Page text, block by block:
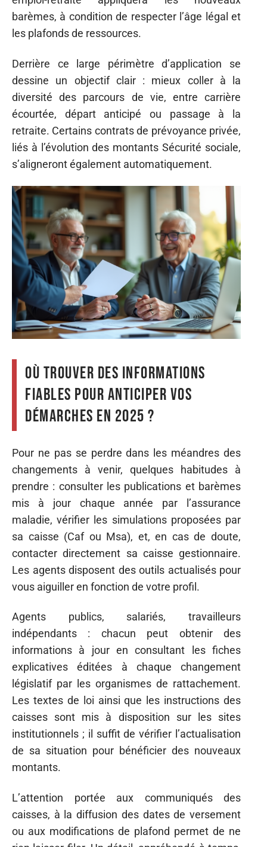
barèmes, à condition de respecter l’âge légal et
les plafonds de ressources.
Derrière ce large périmètre d’application se
dessine un objectif clair : mieux coller à la
diversité des parcours de vie, entre carrière
écourtée, départ anticipé ou passage à la
retraite. Certains contrats de prévoyance privée,
liés à l’évolution des montants Sécurité sociale,
s’aligneront également automatiquement.
Où trouver des informations
fiables pour anticiper vos
démarches en 2025 ?
Pour ne pas se perdre dans les méandres des
changements à venir, quelques habitudes à
prendre : consulter les publications et barèmes
mis à jour chaque année par l’assurance
maladie, vérifier les simulations proposées par
sa caisse (Caf ou Msa), et, en cas de doute,
contacter directement sa caisse gestionnaire.
Les agents disposent des outils actualisés pour
vous aiguiller en fonction de votre profil.
Agents publics, salariés, travailleurs
indépendants : chacun peut obtenir des
informations à jour en consultant les fiches
explicatives éditées à chaque changement
législatif par les organismes de rattachement.
Les textes de loi ainsi que les instructions des
caisses sont mis à disposition sur les sites
institutionnels ; il suffit de vérifier l’actualisation
de sa situation pour bénéficier des nouveaux
montants.
L’attention portée aux communiqués des
caisses, à la diffusion des dates de versement
ou aux modifications de plafond permet de ne